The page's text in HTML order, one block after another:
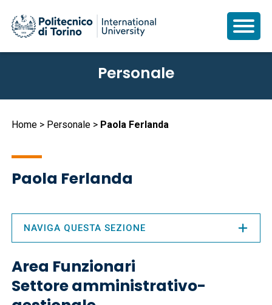
principale
Personale
Briciole
Home Personale Paola Ferlanda
Paola Ferlanda
Area Funzionari
Settore amministrativo-
NAVIGA QUESTA SEZIONE